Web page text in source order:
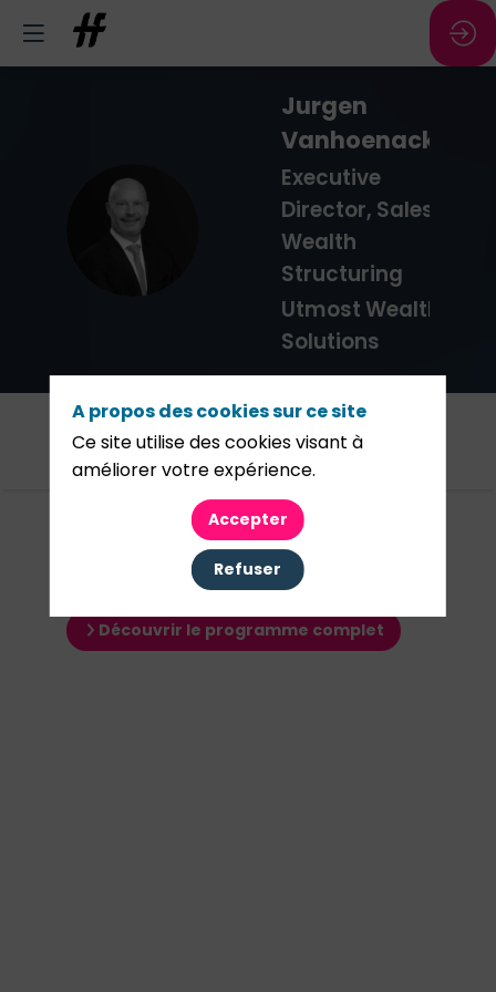
JV
Jurgen
Vanhoenacker
Executive
Director, Sales &
Wealth
Structuring
Utmost Wealth
Solutions
Cet
évènement
Agenda IntervenantsPartenaires
Ses interventions
Découvrir le programme complet
A propos des cookies sur ce site
Ce site utilise des cookies visant à
améliorer votre expérience.
Accepter
Refuser